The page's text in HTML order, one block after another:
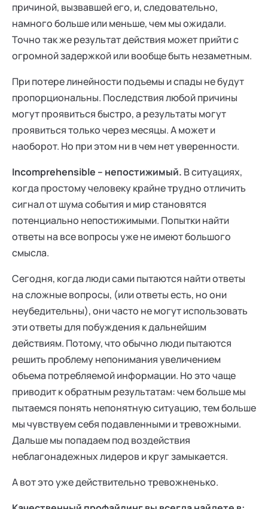
причиной, вызвавшей его, и, следовательно,
намного больше или меньше, чем мы ожидали.
Точно так же результат действия может прийти с
огромной задержкой или вообще быть незаметным.
При потере линейности подъемы и спады не будут
пропорциональны. Последствия любой причины
могут проявиться быстро, а результаты могут
проявиться только через месяцы. А может и
наоборот. Но при этом ни в чем нет уверенности.
Incomprehensible – непостижимый. В ситуациях,
когда простому человеку крайне трудно отличить
сигнал от шума события и мир становятся
потенциально непостижимыми. Попытки найти
ответы на все вопросы уже не имеют большого
смысла.
Сегодня, когда люди сами пытаются найти ответы
на сложные вопросы, (или ответы есть, но они
неубедительны), они часто не могут использовать
эти ответы для побуждения к дальнейшим
действиям. Потому, что обычно люди пытаются
решить проблему непонимания увеличением
объема потребляемой информации. Но это чаще
приводит к обратным результатам: чем больше мы
пытаемся понять непонятную ситуацию, тем больше
мы чувствуем себя подавленными и тревожными.
Дальше мы попадаем под воздействия
неблагонадежных лидеров и круг замыкается.
А вот это уже действительно тревожненько.